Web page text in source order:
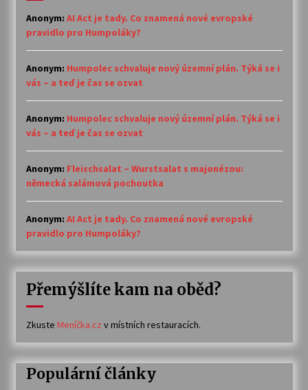
Anonym: AI Act je tady. Co znamená nové evropské
pravidlo pro Humpoláky?
Anonym: Humpolec schvaluje nový územní plán. Týká se i
vás – a teď je čas se ozvat
Anonym: Humpolec schvaluje nový územní plán. Týká se i
vás – a teď je čas se ozvat
Anonym: Fleischsalat – Wurstsalat s majonézou:
německá salámová pochoutka
Anonym: AI Act je tady. Co znamená nové evropské
pravidlo pro Humpoláky?
Přemýšlíte kam na oběd?
Zkuste Meníčka.cz v místních restauracích.
Populární články